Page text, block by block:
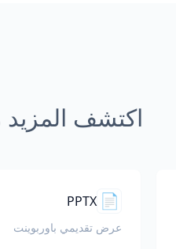
اكتشف
📄
PPTX
عرض تقديمي باوربوينت